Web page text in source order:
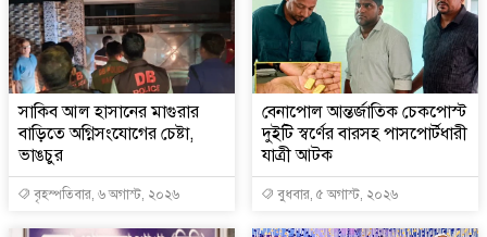
সাকিব আল হাসানের মাগুরার
বাড়িতে অগ্নিসংযোগের চেষ্টা,
ভাঙচুর
বৃহস্পতিবার, ৬ অগাস্ট, ২০২৬
বেনাপোল আন্তর্জাতিক চেকপোস্ট
দুইটি স্বর্ণের বারসহ পাসপোর্টধারী
যাত্রী আটক
বুধবার, ৫ অগাস্ট, ২০২৬